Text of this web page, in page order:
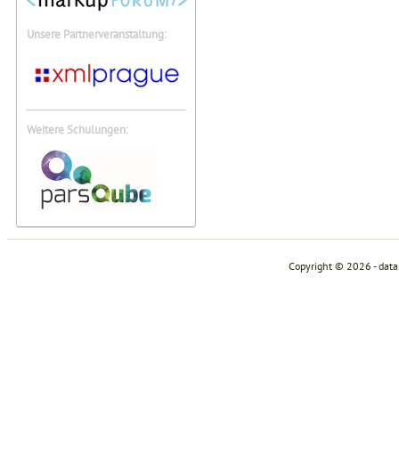
Unsere Partnerveranstaltung:
Weitere Schulungen:
Copyright © 2026 -